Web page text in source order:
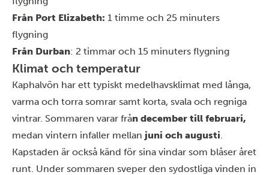
Från Port Elizabeth: 1 timme och 25 minuters
flygning
Från Durban: 2 timmar och 15 minuters flygning
Klimat och temperatur
Kaphalvön har ett typiskt medelhavsklimat med långa,
varma och torra somrar samt korta, svala och regniga
vintrar. Sommaren varar från december till februari,
medan vintern infaller mellan juni och augusti
Kapstaden är också känd för sina vindar som blåser året
runt. Under sommaren sveper den sydostliga vinden in